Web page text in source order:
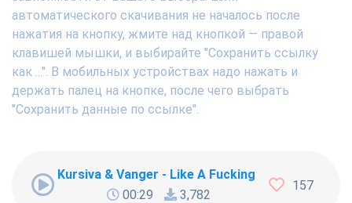
автоматического скачивания не началось после
нажатия на кнопку, жмите над кнопкой — правой
клавишей мышки, и выбирайте "Сохранить ссылку
как ...". В мобильных устройствах надо нажать и
держать палец на кнопке, после чего выбрать
"Сохранить данные по ссылке".
Kursiva & Vanger - Like A Fucking Newbie
00:29
3,782
157